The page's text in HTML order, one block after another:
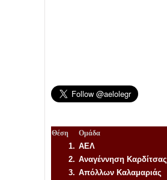
Θέση Ομάδα
1. ΑΕΛ
2. Αναγέννηση Καρδίτσας
3. Απόλλων Καλαμαριάς